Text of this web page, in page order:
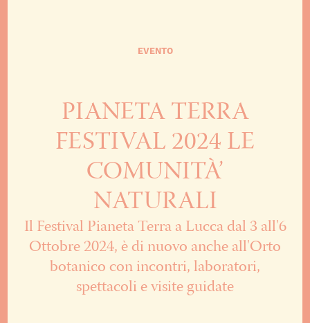
EVENTO
PIANETA TERRA
FESTIVAL 2024 LE
COMUNITÀ’
NATURALI
Il Festival Pianeta Terra a Lucca dal 3 all'6
Ottobre 2024, è di nuovo anche all'Orto
botanico con incontri, laboratori,
spettacoli e visite guidate